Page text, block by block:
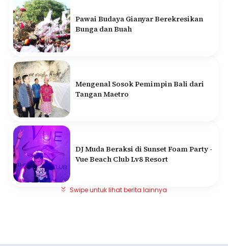
Pawai Budaya Gianyar Berekresikan
Bunga dan Buah
Mengenal Sosok Pemimpin Bali dari
Tangan Maetro
DJ Muda Beraksi di Sunset Foam Party -
Vue Beach Club Lv8 Resort
Swipe untuk lihat berita lainnya